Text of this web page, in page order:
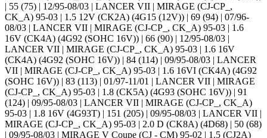
| 55 (75) | 12/95-08/03 | LANCER VII | MIRAGE (CJ-CP_,
CK_A) 95-03 | 1.5 12V (CK2A) (4G15 (12V)) | 69 (94) | 07/96-
08/03 | LANCER VII | MIRAGE (CJ-CP_, CK_A) 95-03 | 1.6
16V (CK4A) (4G92 (SOHC 16V)) | 66 (90) | 12/95-08/03 |
LANCER VII | MIRAGE (CJ-CP_, CK_A) 95-03 | 1.6 16V
(CK4A) (4G92 (SOHC 16V)) | 84 (114) | 09/95-08/03 | LANCER
VII | MIRAGE (CJ-CP_, CK_A) 95-03 | 1.6 16VI (CK4A) (4G92
(SOHC 16V)) | 83 (113) | 01/97-11/01 | LANCER VII | MIRAGE
(CJ-CP_, CK_A) 95-03 | 1.8 (CK5A) (4G93 (SOHC 16V)) | 91
(124) | 09/95-08/03 | LANCER VII | MIRAGE (CJ-CP_, CK_A)
95-03 | 1.8 16V (4G93T) | 151 (205) | 09/95-08/03 | LANCER VII |
MIRAGE (CJ-CP_, CK_A) 95-03 | 2.0 D (CK8A) (4D68) | 50 (68)
| 09/95-08/03 | MIRAGE V Coupe (CJ - CM) 95-02 | 1.5 (CJ2A)